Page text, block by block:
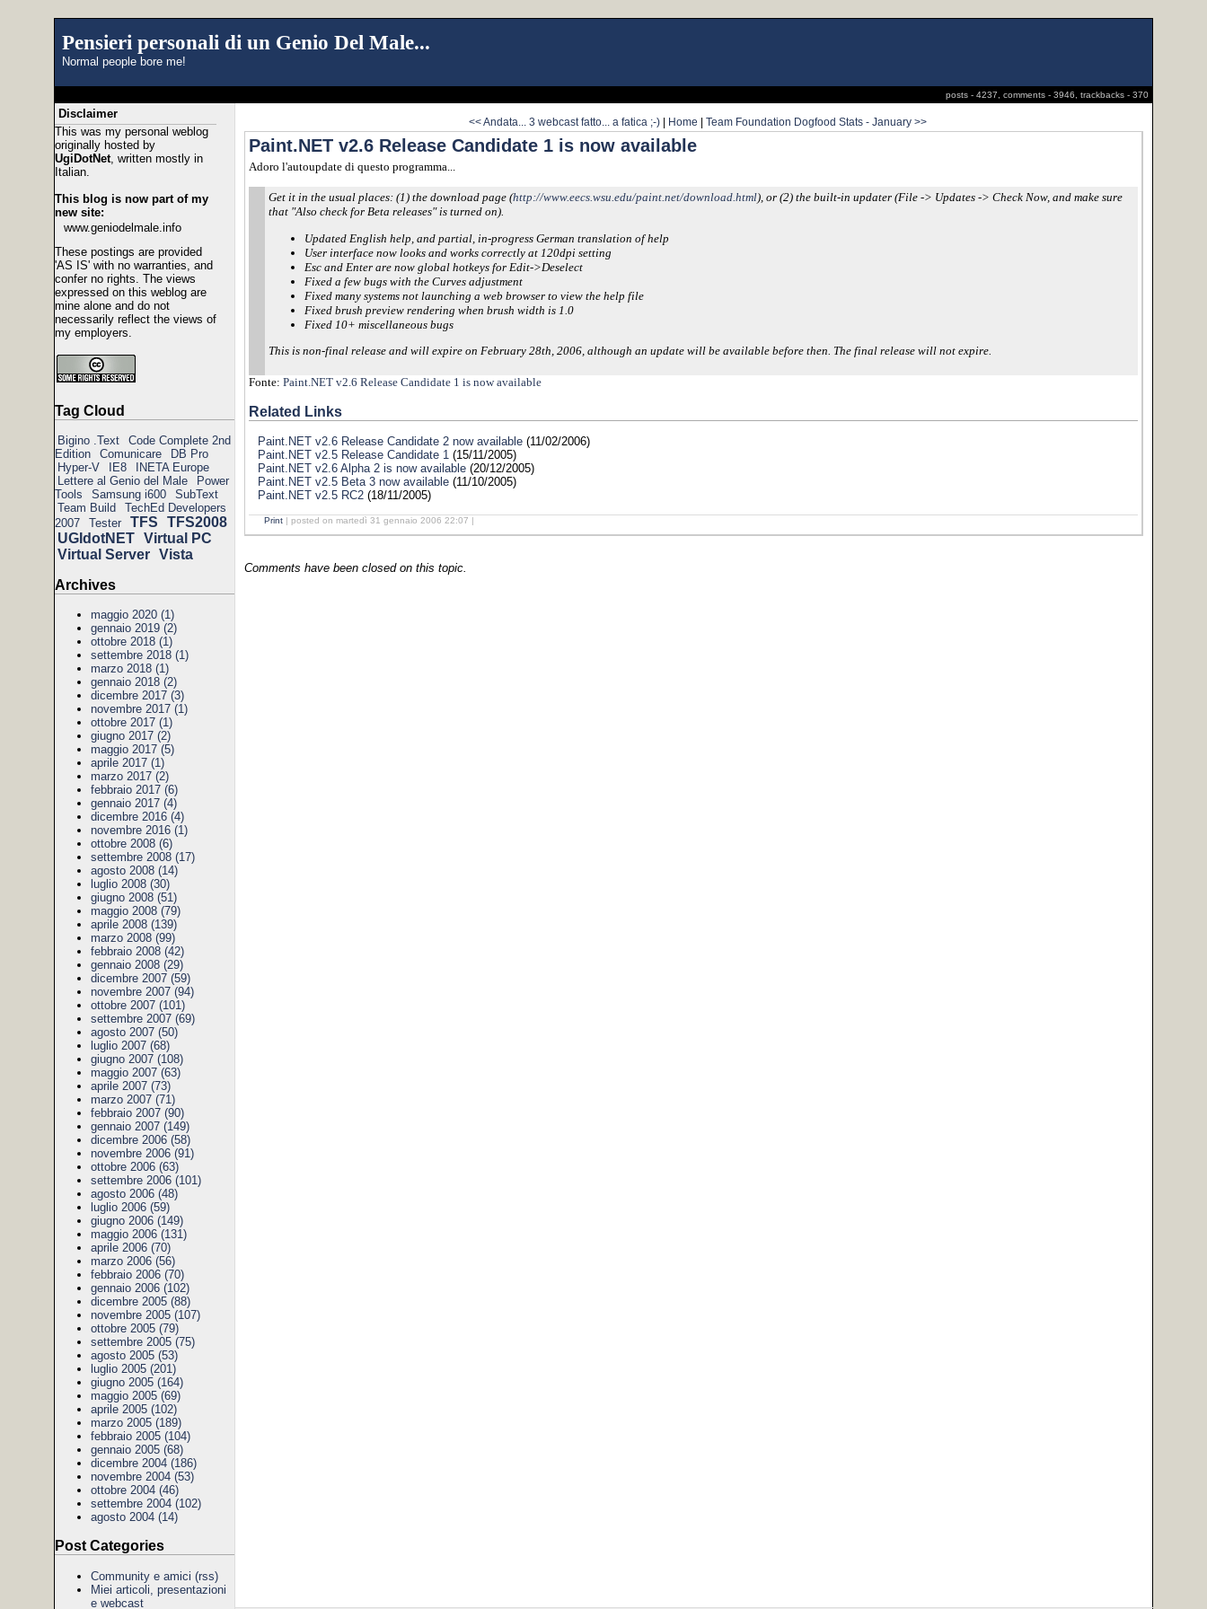
Pensieri personali di un Genio Del Male...
Normal people bore me!
posts - 4237, comments - 3946, trackbacks - 370
Disclaimer
This was my personal weblog
originally hosted by
UgiDotNet, written mostly in
Italian.
This blog is now part of my
new site:
www.geniodelmale.info
These postings are provided
'AS IS' with no warranties, and
confer no rights. The views
expressed on this weblog are
mine alone and do not
necessarily reflect the views of
my employers.
Tag Cloud
Bigino .Text
Code Complete 2nd
Edition
Comunicare
DB Pro
Hyper-V
IE8
INETA Europe
Lettere al Genio del Male
Power
Tools
Samsung i600
SubText
Team Build
TechEd Developers
2007
Tester TFS
TFS2008
UGIdotNET Virtual PC
Virtual Server Vista
Archives
maggio 2020 (1)
gennaio 2019 (2)
ottobre 2018 (1)
settembre 2018 (1)
marzo 2018 (1)
gennaio 2018 (2)
dicembre 2017 (3)
novembre 2017 (1)
ottobre 2017 (1)
giugno 2017 (2)
maggio 2017 (5)
aprile 2017 (1)
marzo 2017 (2)
febbraio 2017 (6)
gennaio 2017 (4)
dicembre 2016 (4)
novembre 2016 (1)
ottobre 2008 (6)
settembre 2008 (17)
agosto 2008 (14)
luglio 2008 (30)
giugno 2008 (51)
maggio 2008 (79)
aprile 2008 (139)
marzo 2008 (99)
febbraio 2008 (42)
gennaio 2008 (29)
dicembre 2007 (59)
novembre 2007 (94)
ottobre 2007 (101)
settembre 2007 (69)
agosto 2007 (50)
luglio 2007 (68)
giugno 2007 (108)
maggio 2007 (63)
aprile 2007 (73)
marzo 2007 (71)
febbraio 2007 (90)
gennaio 2007 (149)
dicembre 2006 (58)
novembre 2006 (91)
ottobre 2006 (63)
settembre 2006 (101)
agosto 2006 (48)
luglio 2006 (59)
giugno 2006 (149)
maggio 2006 (131)
aprile 2006 (70)
marzo 2006 (56)
febbraio 2006 (70)
gennaio 2006 (102)
dicembre 2005 (88)
novembre 2005 (107)
ottobre 2005 (79)
settembre 2005 (75)
agosto 2005 (53)
luglio 2005 (201)
giugno 2005 (164)
maggio 2005 (69)
aprile 2005 (102)
marzo 2005 (189)
febbraio 2005 (104)
gennaio 2005 (68)
dicembre 2004 (186)
novembre 2004 (53)
ottobre 2004 (46)
settembre 2004 (102)
agosto 2004 (14)
Post Categories
Community e amici (rss)
Miei articoli, presentazioni
e webcast
<< Andata... 3 webcast fatto... a fatica ;-) | Home | Team Foundation Dogfood Stats - January >>
Paint.NET v2.6 Release Candidate 1 is now available
Adoro l'autoupdate di questo programma...
Get it in the usual places: (1) the download page (http://www.eecs.wsu.edu/paint.net/download.html), or (2) the built-in updater (File -> Updates -> Check Now, and make sure
that "Also check for Beta releases" is turned on).
Updated English help, and partial, in-progress German translation of help
User interface now looks and works correctly at 120dpi setting
Esc and Enter are now global hotkeys for Edit->Deselect
Fixed a few bugs with the Curves adjustment
Fixed many systems not launching a web browser to view the help file
Fixed brush preview rendering when brush width is 1.0
Fixed 10+ miscellaneous bugs
This is non-final release and will expire on February 28th, 2006, although an update will be available before then. The final release will not expire.
Fonte: Paint.NET v2.6 Release Candidate 1 is now available
Related Links
Paint.NET v2.6 Release Candidate 2 now available (11/02/2006)
Paint.NET v2.5 Release Candidate 1 (15/11/2005)
Paint.NET v2.6 Alpha 2 is now available (20/12/2005)
Paint.NET v2.5 Beta 3 now available (11/10/2005)
Paint.NET v2.5 RC2 (18/11/2005)
Print | posted on martedì 31 gennaio 2006 22:07 |
Comments have been closed on this topic.